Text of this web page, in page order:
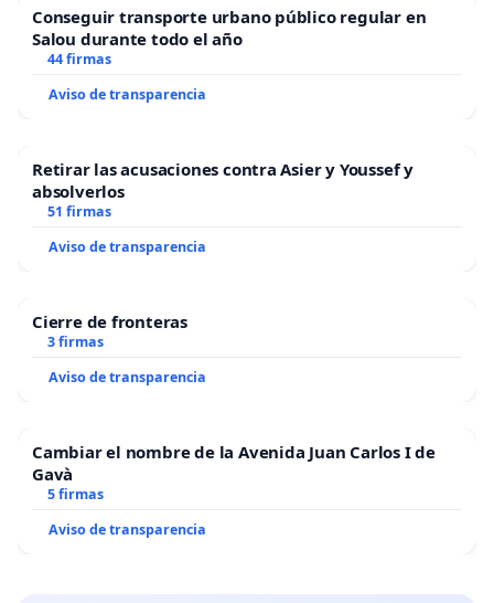
Conseguir transporte urbano público regular en
Salou durante todo el año
44 firmas
Aviso de transparencia
Retirar las acusaciones contra Asier y Youssef y
absolverlos
51 firmas
Aviso de transparencia
Cierre de fronteras
3 firmas
Aviso de transparencia
Cambiar el nombre de la Avenida Juan Carlos I de
Gavà
5 firmas
Aviso de transparencia